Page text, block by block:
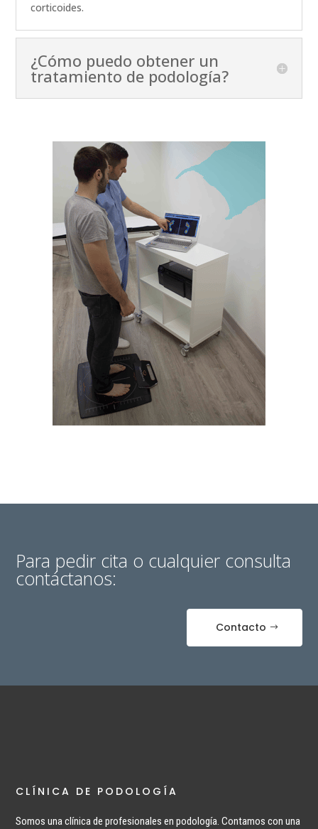
corticoides.
¿Cómo puedo obtener un
tratamiento de podología?
Para pedir cita o cualquier consulta
contáctanos:
Contacto
CLÍNICA DE PODOLOGÍA
Somos una clínica de profesionales en podología. Contamos con una